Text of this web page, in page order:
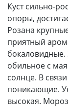
Куст сильно-
опоры,
Розана
приятный
бокаловидные.
обильное с
солнце. В
поникающие.
высокая.